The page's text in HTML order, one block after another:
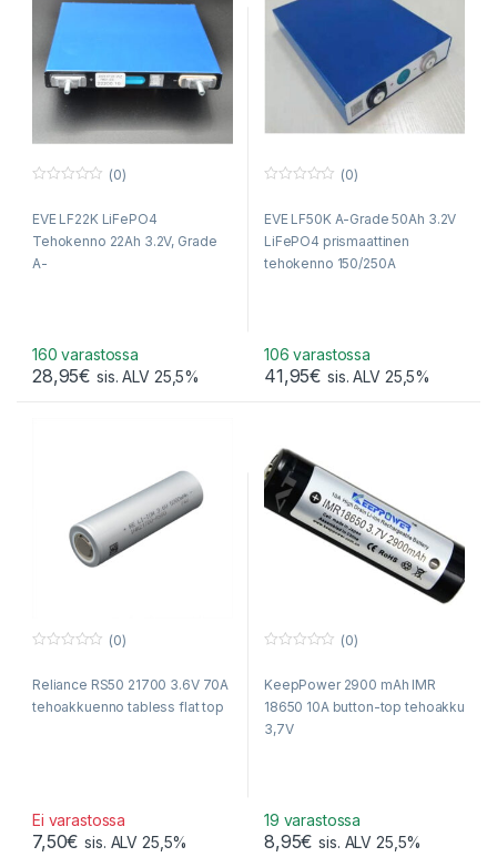
u
o
f
(0)
EVE LF22K LiFePO4
Tehokenno 22Ah 3.2V, Grade
A-
160 varastossa
28,95€ sis. ALV 25,5%
u
o
f
(0)
EVE LF50K A-Grade 50Ah 3.2V
LiFePO4 prismaattinen
tehokenno 150/250A
106 varastossa
41,95€ sis. ALV 25,5%
u
o
(0)
Reliance RS50 21700 3.6V 70A
tehoakkuenno tabless flat top
Ei varastossa
7,50€ sis. ALV 25,5%
u
o
f
(0)
KeepPower 2900 mAh IMR
18650 10A button-top tehoakku
3,7V
19 varastossa
8,95€ sis. ALV 25,5%